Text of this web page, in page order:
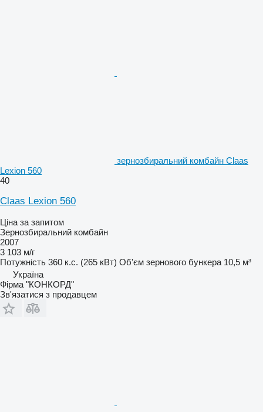
зернозбиральний комбайн Claas
Lexion 560
40
Claas Lexion 560
Ціна за запитом
Зернозбиральний комбайн
2007
3 103 м/г
Потужність 360 к.с. (265 кВт) Об'єм зернового бункера 10,5 м³
Україна
Фірма "КОНКОРД"
Зв'язатися з продавцем